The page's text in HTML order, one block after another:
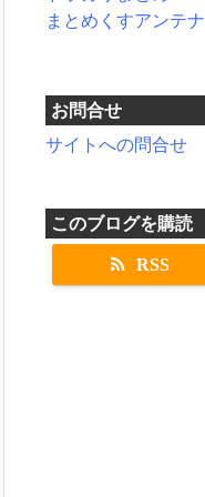
まとめくすアンテナ
お問合せ
サイトへの問合せ
このブログを購読
RSS